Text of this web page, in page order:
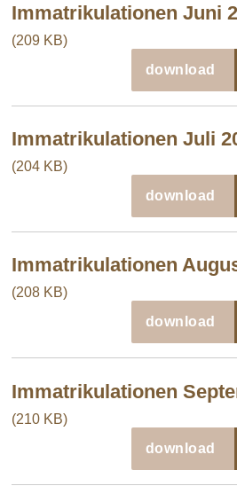
Immatrikulationen Juni
(209 KB)
download
Immatrikulationen Juli
(204 KB)
download
Immatrikulationen
(208 KB)
download
Immatrikulationen
(210 KB)
download